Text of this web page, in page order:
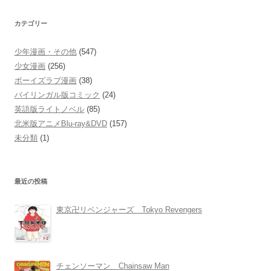
カテゴリー
少年漫画・その他 (547)
少女漫画 (256)
ボーイズラブ漫画 (38)
バイリンガル版コミック (24)
英語版ライトノベル (85)
北米版アニメBlu-ray&DVD (157)
未分類 (1)
最近の投稿
東京卍リベンジャーズ Tokyo Revengers
チェンソーマン Chainsaw Man